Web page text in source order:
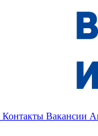
Контакты Вакансии